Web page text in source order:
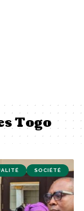
Togo
SOCIÉTÉ